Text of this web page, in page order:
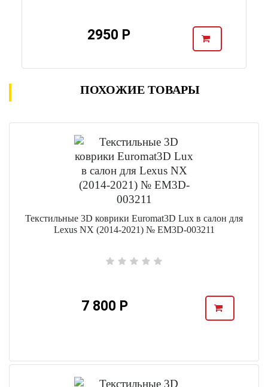
2950 Р
ПОХОЖИЕ ТОВАРЫ
Текстильные 3D коврики Euromat3D Lux в салон для
Lexus NX (2014-2021) № EM3D-003211
7 800 Р